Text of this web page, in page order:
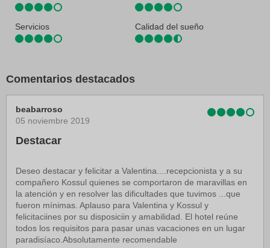
Servicios Calidad del sueño
Comentarios destacados
beabarroso
05 noviembre 2019
Destacar
Deseo destacar y felicitar a Valentina....recepcionista y a su
compañero Kossul quienes se comportaron de maravillas en
la atención y en resolver las dificultades que tuvimos ...que
fueron mínimas. Aplauso para Valentina y Kossul y
felicitaciines por su disposiciin y amabilidad. El hotel reúne
todos los requisitos para pasar unas vacaciones en un lugar
paradisíaco.Absolutamente recomendable